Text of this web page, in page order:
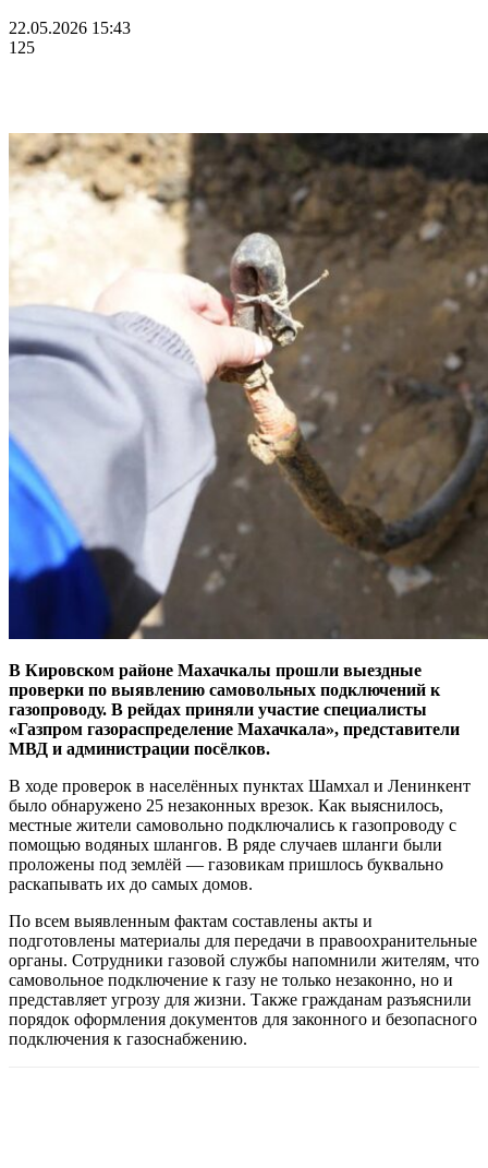
22.05.2026 15:43
125
В Кировском районе Махачкалы прошли выездные
проверки по выявлению самовольных подключений к
газопроводу. В рейдах приняли участие специалисты
«Газпром газораспределение Махачкала», представители
МВД и администрации посёлков.
В ходе проверок в населённых пунктах Шамхал и Ленинкент
было обнаружено 25 незаконных врезок. Как выяснилось,
местные жители самовольно подключались к газопроводу с
помощью водяных шлангов. В ряде случаев шланги были
проложены под землёй — газовикам пришлось буквально
раскапывать их до самых домов.
По всем выявленным фактам составлены акты и
подготовлены материалы для передачи в правоохранительные
органы. Сотрудники газовой службы напомнили жителям, что
самовольное подключение к газу не только незаконно, но и
представляет угрозу для жизни. Также гражданам разъяснили
порядок оформления документов для законного и безопасного
подключения к газоснабжению.